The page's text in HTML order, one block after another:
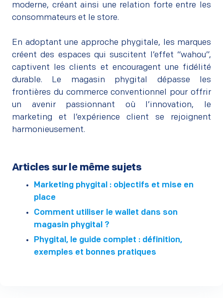
moderne, créant ainsi une relation forte entre les
consommateurs et le store.
En adoptant une approche phygitale, les marques
créent des espaces qui suscitent l’effet “wahou”,
captivent les clients et encouragent une fidélité
durable. Le magasin phygital dépasse les
frontières du commerce conventionnel pour offrir
un avenir passionnant où l’innovation, le
marketing et l’expérience client se rejoignent
harmonieusement.
Articles sur le même sujets
Marketing phygital : objectifs et mise en
place
Comment utiliser le wallet dans son
magasin phygital ?
Phygital, le guide complet : définition,
exemples et bonnes pratiques